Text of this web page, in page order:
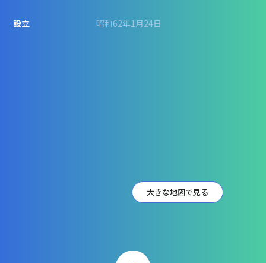
設立 昭和62年1月24日
大きな地図で見る